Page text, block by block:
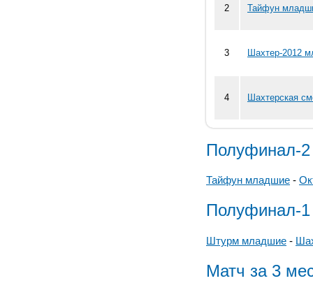
2 Тайфун
3 Шахтер-2012
4 Шахтерская
Полуфинал-2
Тайфун младшие -
Полуфинал-1
Штурм младшие -
Матч за 3